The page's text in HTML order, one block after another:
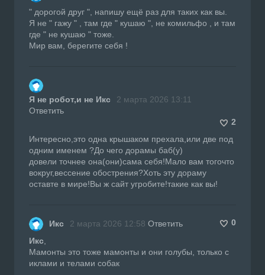
" дорогой друг ", напишу ещё раз для таких как вы.
Я не " гажу " , там где " кушаю ", не комильфо , и там
где " не кушаю " тоже.
Мир вам, берегите себя !
Я не робот,и не Икс
2 марта 2026 13:11
Ответить
2
Интересно,это одна крышаком прехала,или две под
одним именем ?До чего дорамы баб(у)
довели точнее она(они)сама себя!Мало вам тогочто
вокруг,вессение обострения?Хоть эту дораму
оставте в мире!Вы ж сайт угробите!такие как вы!
Икс 2 марта 2026 12:58 Ответить
0
Икс
Мамонты это тоже мамонты и они голубы, только с
иклами и телами собак